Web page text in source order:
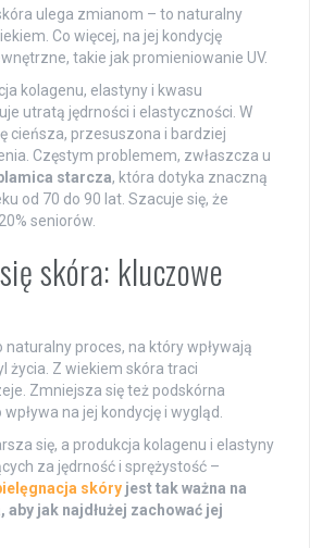
ulega zmianom – to naturalny
Co więcej, na jej kondycję
takie jak promieniowanie UV.
kolagenu, elastyny i kwasu
utratą jędrności i elastyczności. W
cieńsza, przesuszona i bardziej
Częstym problemem, zwłaszcza u
starcza, która dotyka znaczną
od 70 do 90 lat. Szacuje się, że
seniorów.
skóra: kluczowe
proces, na który wpływają
życia. Z wiekiem skóra traci
Zmniejsza się też podskórna
na jej kondycję i wygląd.
się, a produkcja kolagenu i elastyny
za jędrność i sprężystość –
skóry jest tak ważna na
aby jak najdłużej zachować jej